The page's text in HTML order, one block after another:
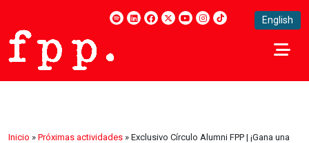
English
Inicio » Próximas actividades » Exclusivo Círculo Alumni FPP | ¡Gana una